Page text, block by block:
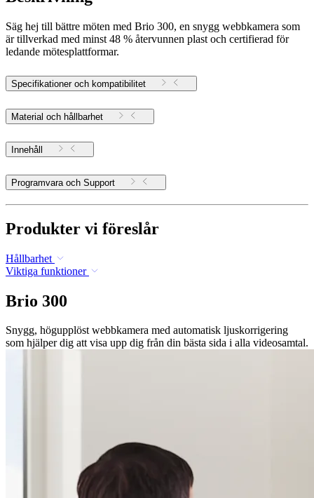
Säg hej till bättre möten med Brio 300, en snygg webbkamera som
är tillverkad med minst 48 % återvunnen plast och certifierad för
ledande mötesplattformar.
Specifikationer och kompatibilitet
Material och hållbarhet
Innehåll
Programvara och Support
Produkter vi föreslår
Hållbarhet
Viktiga funktioner
Brio 300
Snygg, högupplöst webbkamera med automatisk ljuskorrigering
som hjälper dig att visa upp dig från din bästa sida i alla videosamtal.